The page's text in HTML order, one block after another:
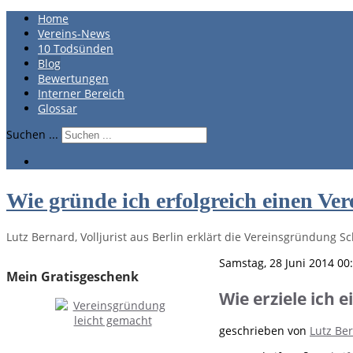
Home
Vereins-News
10 Todsünden
Blog
Bewertungen
Interner Bereich
Glossar
Suchen ...
Wie gründe ich erfolgreich einen
Lutz Bernard, Volljurist aus Berlin erklärt die Vereinsgründung
Mein Gratisgeschenk
Samstag, 28 Juni 2014
Wie erziele ich
geschrieben von Lutz